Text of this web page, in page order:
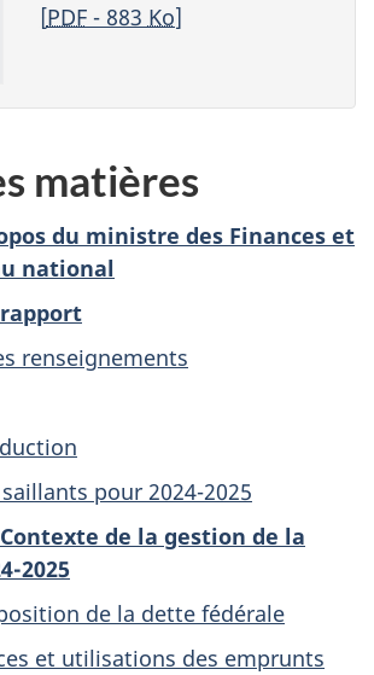
[PDF- 883 Ko]
matières
du ministre des Finances et
national
renseignements
pour 2024-2025
de la gestion de la
2025
de la dette fédérale
et utilisations des emprunts